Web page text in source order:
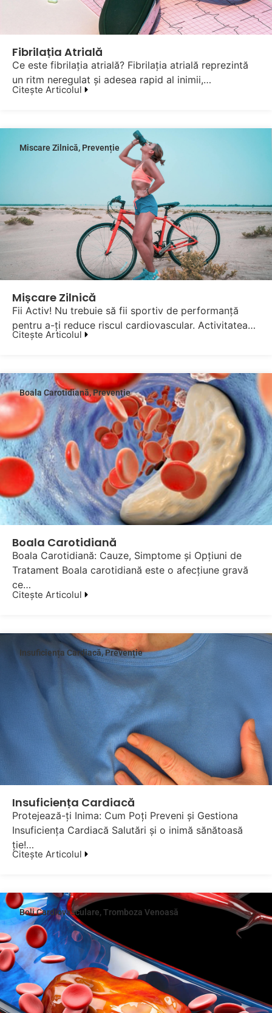
Fibrilația Atrială
Ce este fibrilația atrială? Fibrilația atrială reprezintă
un ritm neregulat și adesea rapid al inimii,…
Citește Articolul
Miscare Zilnică, Prevenție
Mișcare Zilnică
Fii Activ! Nu trebuie să fii sportiv de performanţă
pentru a-ţi reduce riscul cardiovascular. Activitatea…
Citește Articolul
Boala Carotidiană,Prevenție
Boala Carotidiană
Boala Carotidiană: Cauze, Simptome și Opțiuni de
Tratament Boala carotidiană este o afecțiune gravă
ce…
Citește Articolul
Insuficiența Cardiacă,Prevenție
Insuficiența Cardiacă
Protejează-ți Inima: Cum Poți Preveni și Gestiona
Insuficiența Cardiacă Salutări și o inimă sănătoasă
ție!…
Citește Articolul
Boli Cardiovasculare,Tromboza Venoasă